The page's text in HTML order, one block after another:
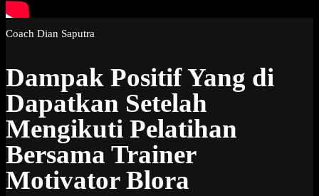
Coach Dian Saputra
Dampak Positif Yang di
Dapatkan Setelah
Mengikuti Pelatihan
Bersama Trainer
Motivator Blora